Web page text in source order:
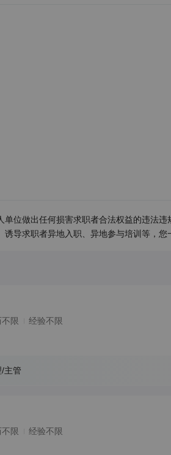
单位做出任何损害求职者合法权益的违法
诱导求职者异地入职、异地参与培训等，
限 经验不限
主管
限 经验不限